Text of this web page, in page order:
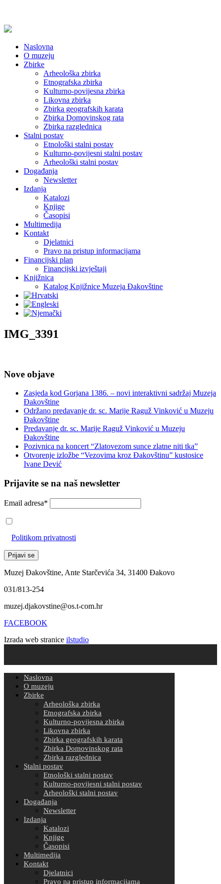
Naslovna
O muzeju
Zbirke
Arheološka zbirka
Etnografska zbirka
Kulturno-povijesna zbirka
Likovna zbirka
Zbirka geografskih karata
Zbirka Domovinskog rata
Zbirka razglednica
Stalni postav
Etnološki stalni postav
Kulturno-povijesni stalni postav
Arheološki stalni postav
Događanja
Newsletter
Izdanja
Katalozi
Knjige
Časopisi
Multimedija
Kontakt
Djelatnici
Pravo na pristup informacijama
Financijski plan
Financijski izvještaji
Knjižnica
Katalog Knjižnice Muzeja Đakovštine
IMG_3391
Nove objave
Zasjeda kod Gorjana 1386. – novi interaktivni sadržaj Muzeja
Đakovštine
Održano predavanje dr. sc. Marije Raguž Vinković u Muzeju
Đakovštine
Predavanje dr. sc. Marije Raguž Vinković u Muzeju
Đakovštine
Pozivnica na koncert “Zlatovezom sunce zlatne niti tka”
Otvorenje izložbe “Vezovima kroz Đakovštinu” kustosice
Ivane Dević
Prijavite se na naš newsletter
Email adresa*
Politikom privatnosti
Muzej Đakovštine, Ante Starčevića 34, 31400 Đakovo
031/813-254
muzej.djakovstine@os.t-com.hr
FACEBOOK
Izrada web stranice ilstudio
Naslovna
O muzeju
Zbirke
Arheološka zbirka
Etnografska zbirka
Kulturno-povijesna zbirka
Likovna zbirka
Zbirka geografskih karata
Zbirka Domovinskog rata
Zbirka razglednica
Stalni postav
Etnološki stalni postav
Kulturno-povijesni stalni postav
Arheološki stalni postav
Događanja
Newsletter
Izdanja
Katalozi
Knjige
Časopisi
Multimedija
Kontakt
Djelatnici
Pravo na pristup informacijama